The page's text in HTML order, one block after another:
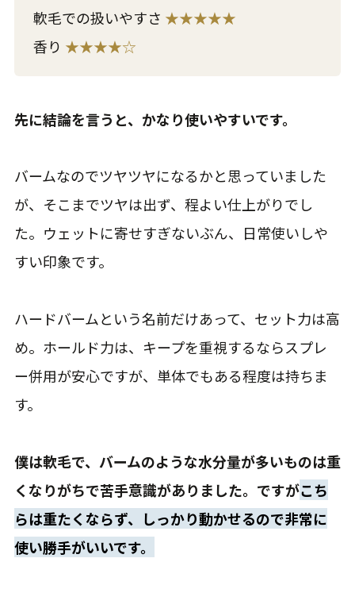
軟毛での扱いやすさ ★★★★★
香り ★★★★☆
先に結論を言うと、かなり使いやすいです。
バームなのでツヤツヤになるかと思っていました
が、そこまでツヤは出ず、程よい仕上がりでし
た。ウェットに寄せすぎないぶん、日常使いしや
すい印象です。
ハードバームという名前だけあって、セット力は高
め。ホールド力は、キープを重視するならスプレ
ー併用が安心ですが、単体でもある程度は持ちま
す。
僕は軟毛で、バームのような水分量が多いものは重
くなりがちで苦手意識がありました。ですがこち
らは重たくならず、しっかり動かせるので非常に
使い勝手がいいです。